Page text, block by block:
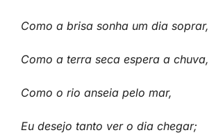
Como a brisa sonha um dia soprar,
Como a terra seca espera a chuva,
Como o rio anseia pelo mar,
Eu desejo tanto ver o dia chegar;